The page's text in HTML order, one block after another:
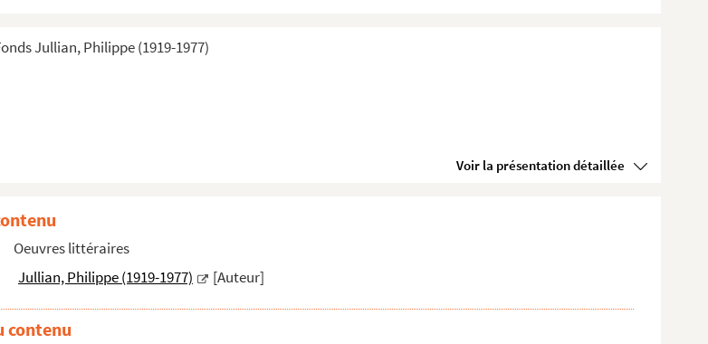
Jullian, Philippe (1919-1977)
Voir la présentation détaillée
Oeuvres littéraires
Jullian, Philippe (1919-1977) [Auteur]
contenu